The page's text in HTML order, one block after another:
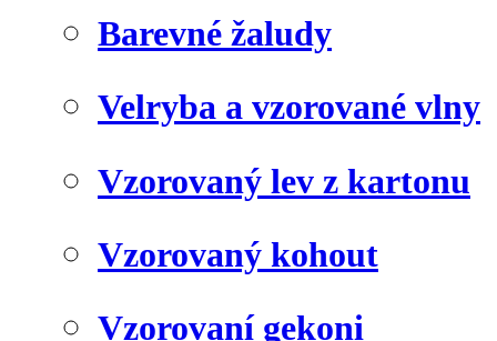
Barevné žaludy
Velryba a vzorované vlny
Vzorovaný lev z kartonu
Vzorovaný kohout
Vzorovaní gekoni